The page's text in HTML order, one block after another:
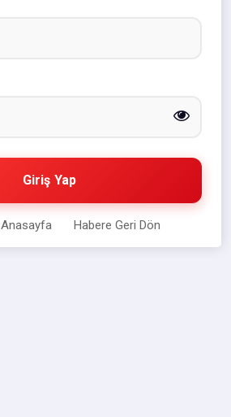
Giriş Yap
Anasayfa Habere Geri Dön